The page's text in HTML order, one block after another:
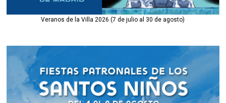
Veranos de la Villa 2026 (7 de julio al 30 de agosto)